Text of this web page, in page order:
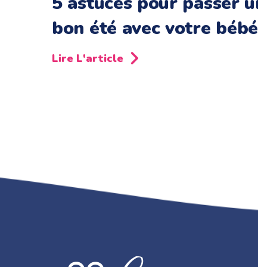
bon été avec votre bébé
Lire L'article